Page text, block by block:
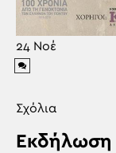
24 Νοέ
Σχόλια
Εκδήλωση